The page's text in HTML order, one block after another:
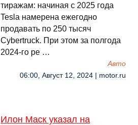
тиражам: начиная с 2025 года
Tesla намерена ежегодно
продавать по 250 тысяч
Cybertruck. При этом за полгода
2024-го ре …
Авто
06:00, Август 12, 2024 | motor.ru
Илон Маск указал на